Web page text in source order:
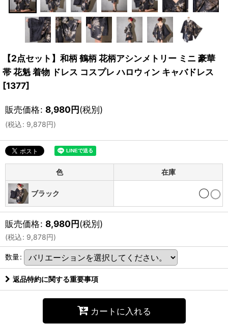
【2点セット】和柄 鶴柄 花柄アシンメトリー ミニ 豪華
帯 花魁 着物 ドレス コスプレ ハロウィン キャバドレス
[1377]
販売価格: 8,980円(税別)
(税込: 9,878円)
色 在庫
ブラック ◯
販売価格: 8,980円(税別)
(税込: 9,878円)
数量:
返品特約に関する重要事項
カートに入れる